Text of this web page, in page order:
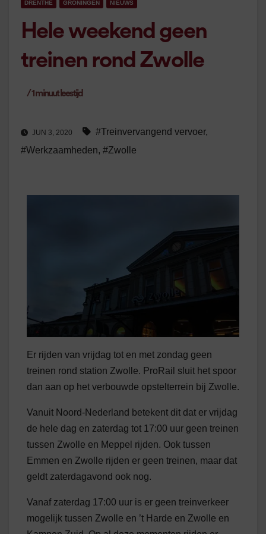
DRENTHE GRONINGEN NIEUWS
Hele weekend geen
treinen rond Zwolle
/1 minuut leestijd
JUN 3, 2020 #Treinvervangend vervoer,
#Werkzaamheden, #Zwolle
Er rijden van vrijdag tot en met zondag geen
treinen rond station Zwolle. ProRail sluit het spoor
dan aan op het verbouwde opstelterrein bij Zwolle.
Vanuit Noord-Nederland betekent dit dat er vrijdag
de hele dag en zaterdag tot 17:00 uur geen treinen
tussen Zwolle en Meppel rijden. Ook tussen
Emmen en Zwolle rijden er geen treinen, maar dat
geldt zaterdagavond ook nog.
Vanaf zaterdag 17:00 uur is er geen treinverkeer
mogelijk tussen Zwolle en ’t Harde en Zwolle en